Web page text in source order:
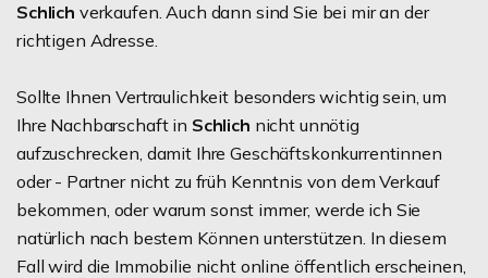
Schlich verkaufen. Auch dann sind Sie bei mir an der
richtigen Adresse.
Sollte Ihnen Vertraulichkeit besonders wichtig sein, um
Ihre Nachbarschaft in Schlich nicht unnötig
aufzuschrecken, damit Ihre Geschäftskonkurrentinnen
oder - Partner nicht zu früh Kenntnis von dem Verkauf
bekommen, oder warum sonst immer, werde ich Sie
natürlich nach bestem Können unterstützen. In diesem
Fall wird die Immobilie nicht online öffentlich erscheinen,